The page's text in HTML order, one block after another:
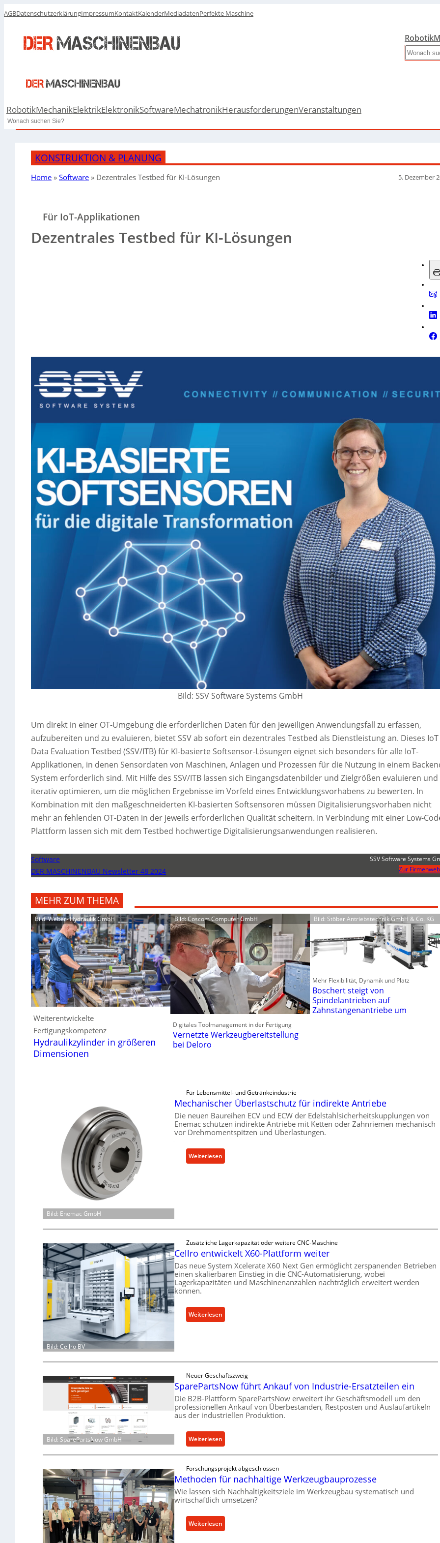
AGBDatenschutzerklärungImpressumKontaktKalenderMediadatenPerfekte Maschine
Robotik
Search
RobotikMechanikElektrikElektronikSoftwareMechatronikHerausforderungenVeranstaltungen
Search
KONSTRUKTION & PLANUNG
Home »Software » Dezentrales Testbed für KI-Lösungen 5. Dezember
Für IoT-Applikationen
Dezentrales Testbed für KI-Lösungen
Bild: SSV Software Systems GmbH
Um direkt in einer OT-Umgebung die erforderlichen Daten für den jeweiligen Anwendungsfall zu erfassen,
aufzubereiten und zu evaluieren, bietet SSV ab sofort ein dezentrales Testbed als Dienstleistung an. Dieses IoT
Data Evaluation Testbed (SSV/ITB) für KI-basierte Softsensor-Lösungen eignet sich besonders für alle IoT-
Applikationen, in denen Sensordaten von Maschinen, Anlagen und Prozessen für die Nutzung in einem
System erforderlich sind. Mit Hilfe des SSV/ITB lassen sich Eingangsdatenbilder und Zielgrößen evaluieren und
iterativ optimieren, um die möglichen Ergebnisse im Vorfeld eines Entwicklungsvorhabens zu bewerten. In
Kombination mit den maßgeschneiderten KI-basierten Softsensoren müssen Digitalisierungsvorhaben nicht
mehr an fehlenden OT-Daten in der jeweils erforderlichen Qualität scheitern. In Verbindung mit einer Low-
Plattform lassen sich mit dem Testbed hochwertige Digitalisierungsanwendungen realisieren.
Software
DER MASCHINENBAU Newsletter 48 2024
SSV Software Systems
Zur
MEHR ZUM THEMA
Bild: Weber- Hydraulik GmbH
Weiterentwickelte
Fertigungskompetenz
Hydraulikzylinder in größeren
Dimensionen
Bild: Coscom Computer GmbH
Digitales Toolmanagement in der Fertigung
Vernetzte Werkzeugbereitstellung
bei Deloro
Bild: Stöber Antriebstechnik GmbH & Co. KG
Mehr Flexibilität, Dynamik und Platz
Boschert steigt von
Spindelantrieben auf
Zahnstangenantriebe um
Bild: Enemac GmbH
Für Lebensmittel- und Getränkeindustrie
Mechanischer Überlastschutz für indirekte Antriebe
Die neuen Baureihen ECV und ECW der Edelstahlsicherheitskupplungen von
Enemac schützen indirekte Antriebe mit Ketten oder Zahnriemen mechanisch
vor Drehmomentspitzen und Überlastungen.
Weiterlesen
M
i
c
h
e
r
e
r
t
s
c
u
t
f
ü
r
n
i
e
Bild: Cellro BV
Zusätzliche Lagerkapazität oder weitere CNC-Maschine
Cellro entwickelt X60-Plattform weiter
Das neue System Xcelerate X60 Next Gen ermöglicht zerspanenden Betrieben
einen skalierbaren Einstieg in die CNC-Automatisierung, wobei
Lagerkapazitäten und Maschinenanzahlen nachträglich erweitert werden
können.
Weiterlesen
C
o
e
n
t
w
k
l
t
X
6
P
Bild: SparePartsNow GmbH
Neuer Geschäftszweig
SparePartsNow führt Ankauf von Industrie-Ersatzteilen ein
Die B2B-Plattform SparePartsNow erweitert ihr Geschäftsmodell um den
professionellen Ankauf von Überbeständen, Restposten und Auslaufartikeln
aus der industriellen Produktion.
Weiterlesen
S
a
r
e
P
t
Forschungsprojekt abgeschlossen
Methoden für nachhaltige Werkzeugbauprozesse
Wie lassen sich Nachhaltigkeitsziele im Werkzeugbau systematisch und
wirtschaftlich umsetzen?
Weiterlesen
M